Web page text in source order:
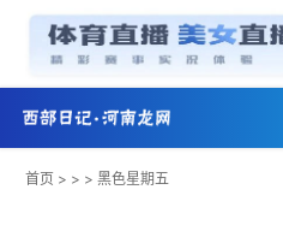
首页 > > > 黑色星期五